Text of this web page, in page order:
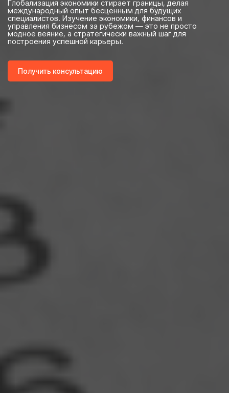
Глобализация экономики стирает границы, делая
международный опыт бесценным для будущих
специалистов. Изучение экономики, финансов и
управления бизнесом за рубежом — это не просто
модное веяние, а стратегически важный шаг для
построения успешной карьеры.
Получить консультацию